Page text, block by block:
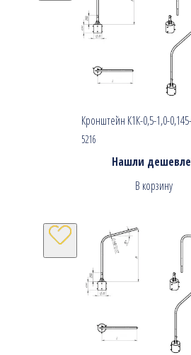
Кронштейн К1К-0,5-1,0-
5216
Нашли
В корзину